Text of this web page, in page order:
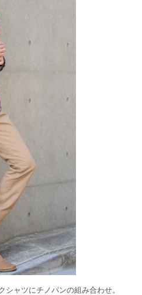
ャツにチノパンの組み合わせ。